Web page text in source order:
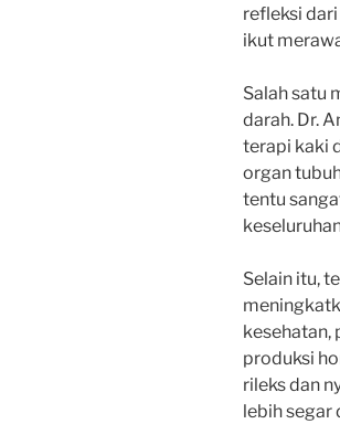
refleksi
ikut
Salah satu
darah. Dr.
terapi kaki
organ
tentu
Selain itu,
kesehatan,
produksi
rileks dan
lebih segar